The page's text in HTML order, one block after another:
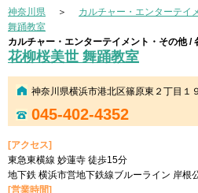
神奈川県 ＞ カルチャー・エンターテイ
舞踊教室
カルチャー・エンターテイメント・その他 /
花柳桜美世 舞踊教室
神奈川県横浜市港北区篠原東２丁目１
045-402-4352
[アクセス]
東急東横線 妙蓮寺 徒歩15分
地下鉄 横浜市営地下鉄線ブルーライン 岸根
[営業時間]